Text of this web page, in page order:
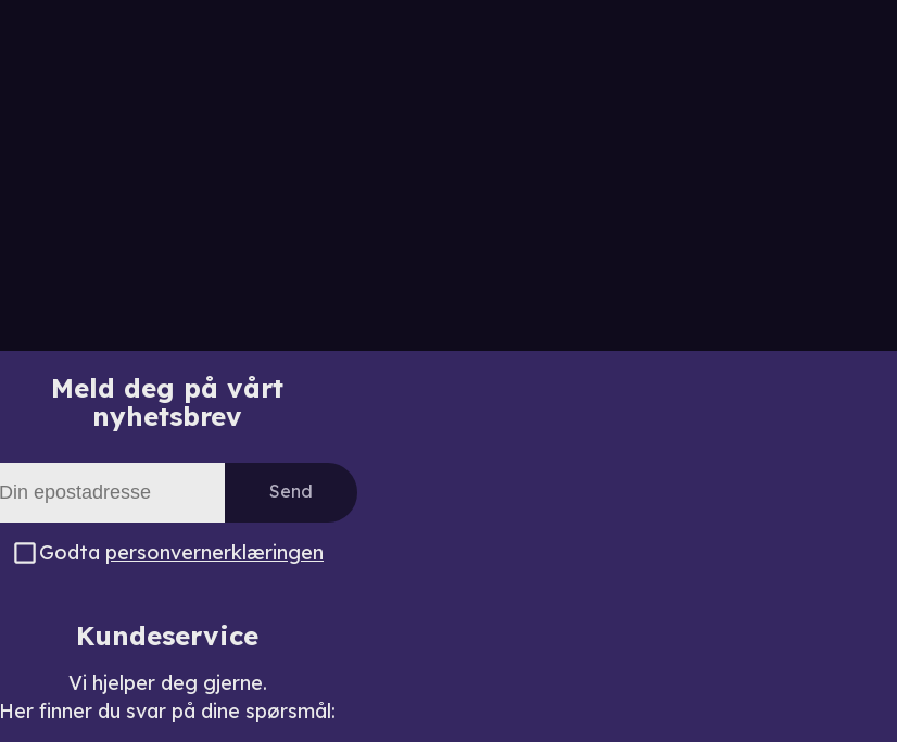
Meld deg på vårt
nyhetsbrev
Send
Godta personvernerklæringen
Kundeservice
Vi hjelper deg gjerne.
Her finner du svar på dine spørsmål: